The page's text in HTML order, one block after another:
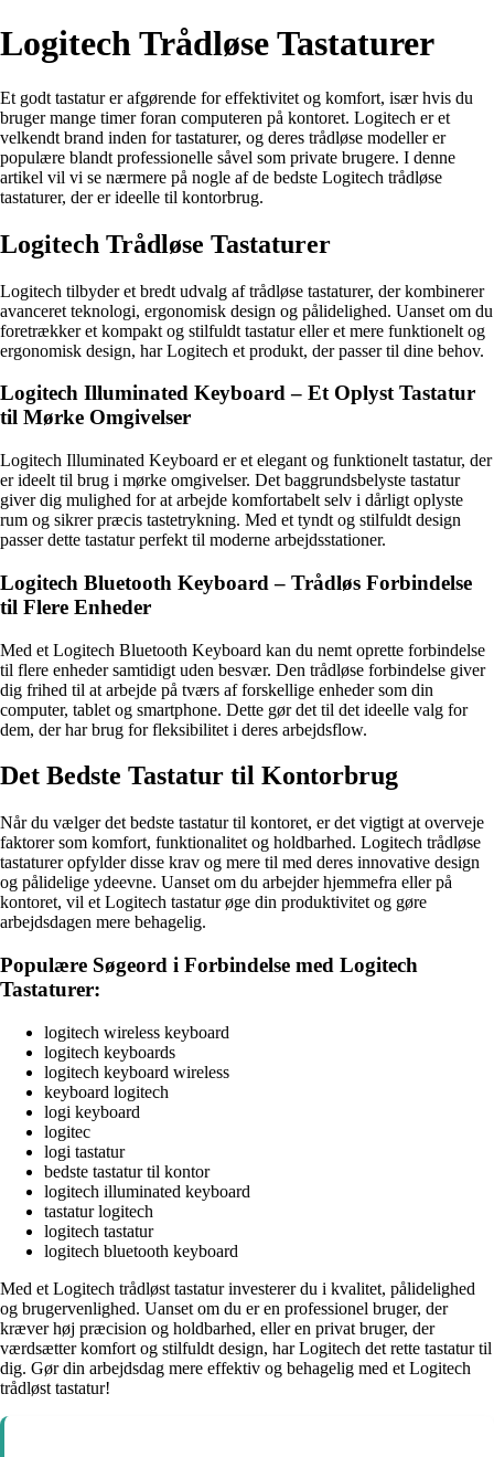
Logitech Trådløse Tastaturer
Et godt tastatur er afgørende for effektivitet og komfort, især hvis du
bruger mange timer foran computeren på kontoret. Logitech er et
velkendt brand inden for tastaturer, og deres trådløse modeller er
populære blandt professionelle såvel som private brugere. I denne
artikel vil vi se nærmere på nogle af de bedste Logitech trådløse
tastaturer, der er ideelle til kontorbrug.
Logitech Trådløse Tastaturer
Logitech tilbyder et bredt udvalg af trådløse tastaturer, der kombinerer
avanceret teknologi, ergonomisk design og pålidelighed. Uanset om du
foretrækker et kompakt og stilfuldt tastatur eller et mere funktionelt og
ergonomisk design, har Logitech et produkt, der passer til dine behov.
Logitech Illuminated Keyboard – Et Oplyst Tastatur
til Mørke Omgivelser
Logitech Illuminated Keyboard er et elegant og funktionelt tastatur, der
er ideelt til brug i mørke omgivelser. Det baggrundsbelyste tastatur
giver dig mulighed for at arbejde komfortabelt selv i dårligt oplyste
rum og sikrer præcis tastetrykning. Med et tyndt og stilfuldt design
passer dette tastatur perfekt til moderne arbejdsstationer.
Logitech Bluetooth Keyboard – Trådløs Forbindelse
til Flere Enheder
Med et Logitech Bluetooth Keyboard kan du nemt oprette forbindelse
til flere enheder samtidigt uden besvær. Den trådløse forbindelse giver
dig frihed til at arbejde på tværs af forskellige enheder som din
computer, tablet og smartphone. Dette gør det til det ideelle valg for
dem, der har brug for fleksibilitet i deres arbejdsflow.
Det Bedste Tastatur til Kontorbrug
Når du vælger det bedste tastatur til kontoret, er det vigtigt at overveje
faktorer som komfort, funktionalitet og holdbarhed. Logitech trådløse
tastaturer opfylder disse krav og mere til med deres innovative design
og pålidelige ydeevne. Uanset om du arbejder hjemmefra eller på
kontoret, vil et Logitech tastatur øge din produktivitet og gøre
arbejdsdagen mere behagelig.
Populære Søgeord i Forbindelse med Logitech
Tastaturer:
logitech wireless keyboard
logitech keyboards
logitech keyboard wireless
keyboard logitech
logi keyboard
logitec
logi tastatur
bedste tastatur til kontor
logitech illuminated keyboard
tastatur logitech
logitech tastatur
logitech bluetooth keyboard
Med et Logitech trådløst tastatur investerer du i kvalitet, pålidelighed
og brugervenlighed. Uanset om du er en professionel bruger, der
kræver høj præcision og holdbarhed, eller en privat bruger, der
værdsætter komfort og stilfuldt design, har Logitech det rette tastatur til
dig. Gør din arbejdsdag mere effektiv og behagelig med et Logitech
trådløst tastatur!